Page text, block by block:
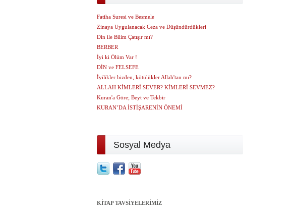
Fatiha Suresi ve Besmele
Zinaya Uygulanacak Ceza ve Düşündürdükleri
Din ile Bilim Çatışır mı?
BERBER
İyi ki Ölüm Var !
DİN ve FELSEFE
İyilikler bizden, kötülükler Allah'tan mı?
ALLAH KİMLERİ SEVER? KİMLERİ SEVMEZ?
Kuran'a Göre; Beyt ve Tekbir
KURAN’DA İSTİŞARENİN ÖNEMİ
Sosyal Medya
KİTAP TAVSİYELERİMİZ